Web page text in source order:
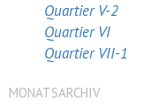
Quartier V-2
Quartier VI
Quartier VII-1
MONATSARCHIV